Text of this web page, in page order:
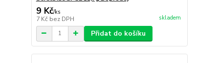
9 Kč/ks
7 Kč bez DPH skladem
Přidat do košíku